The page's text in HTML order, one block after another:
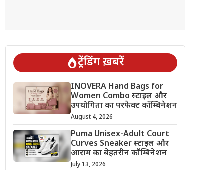
ट्रेंडिंग ख़बरें
INOVERA Hand Bags for
Women Combo स्टाइल और
उपयोगिता का परफेक्ट कॉम्बिनेशन
August 4, 2026
Puma Unisex-Adult Court
Curves Sneaker स्टाइल और
आराम का बेहतरीन कॉम्बिनेशन
July 13, 2026